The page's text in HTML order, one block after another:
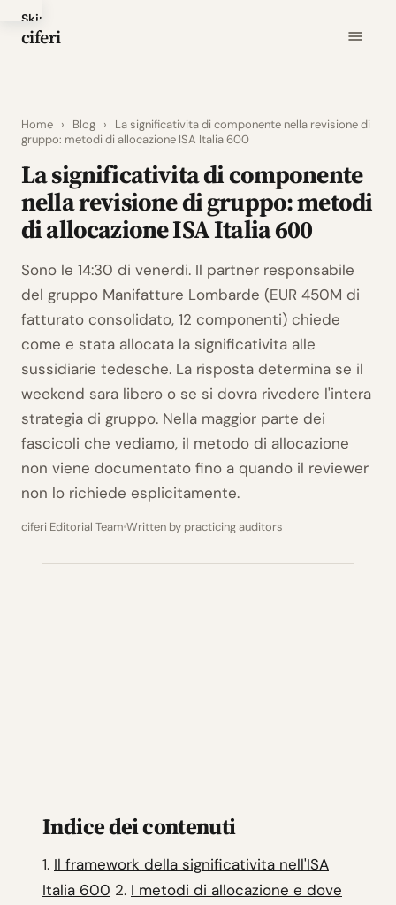
Skip
to
ciferi
Home › Blog ›
La significativita di componente nella revisione di
gruppo: metodi di allocazione ISA Italia 600
La significativita di componente
nella revisione di gruppo: metodi
di allocazione ISA Italia 600
Sono le 14:30 di venerdi. Il partner responsabile
del gruppo Manifatture Lombarde (EUR 450M di
fatturato consolidato, 12 componenti) chiede
come e stata allocata la significativita alle
sussidiarie tedesche. La risposta determina se il
weekend sara libero o se si dovra rivedere l'intera
strategia di gruppo. Nella maggior parte dei
fascicoli che vediamo, il metodo di allocazione
non viene documentato fino a quando il reviewer
non lo richiede esplicitamente.
ciferi Editorial Team Written by practicing auditors
Indice dei contenuti
1. Il framework della significativita nell'ISA
Italia 600 2. I metodi di allocazione e dove